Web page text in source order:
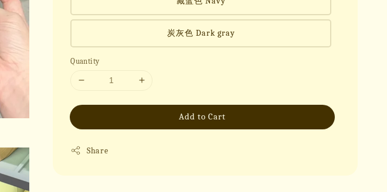
炭灰色 Dark gray
Quantity
Add to Cart
Share